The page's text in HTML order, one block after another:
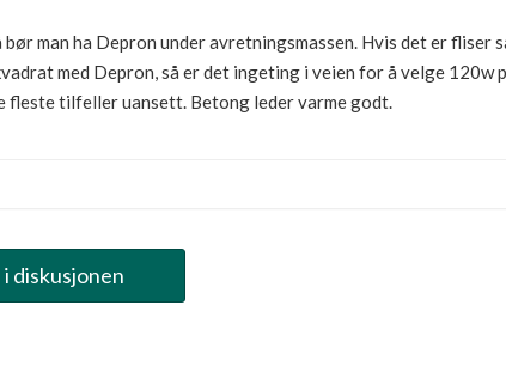
man ha Depron under avretningsmassen. Hvis det er fliser
med Depron, så er det ingeting i veien for å velge 120w
tilfeller uansett. Betong leder varme godt.
diskusjonen